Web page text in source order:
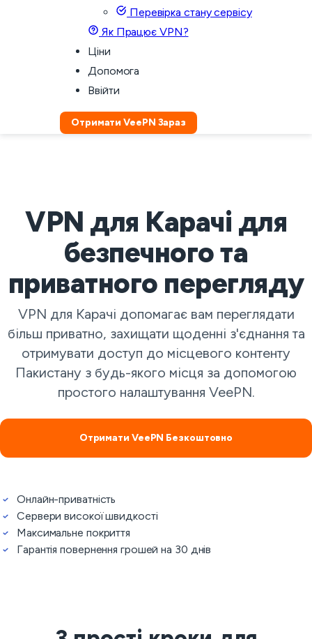
Перевірка стану сервісу
Як Працює VPN?
Ціни
Допомога
Ввійти
Отримати VeePN Зараз
VPN для Карачі для
безпечного та
приватного перегляду
VPN для Карачі допомагає вам переглядати
більш приватно, захищати щоденні з'єднання та
отримувати доступ до місцевого контенту
Пакистану з будь-якого місця за допомогою
простого налаштування VeePN.
Отримати VeePN Безкоштовно
Онлайн-приватність
Сервери високої швидкості
Максимальне покриття
Гарантія повернення грошей на 30 днів